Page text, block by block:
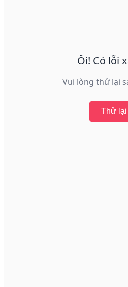
Ôi! Có lỗi
Vui lòng thử lại
Thử lại